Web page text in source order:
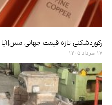
رکوردشکنی تازه قیمت جهانی
۱۷ مرداد ۱۴۰۵